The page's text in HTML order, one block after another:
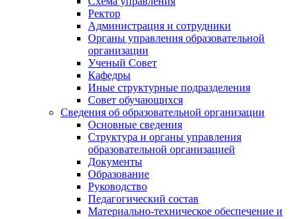
Ректор
Администрация и сотрудники
Органы управления образовательной
организации
Ученый Совет
Кафедры
Иные структурные подразделения
Совет обучающихся
Сведения об образовательной организации
Основные сведения
Структура и органы управления
образовательной организацией
Документы
Образование
Руководство
Педагогический состав
Материально-техническое обеспечение и